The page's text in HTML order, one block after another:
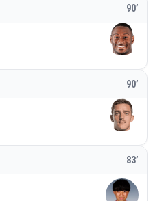
90’
90’
83’